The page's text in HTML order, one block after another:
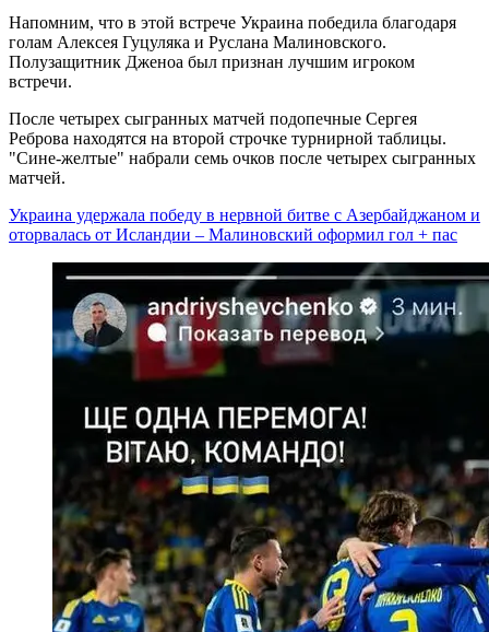
Напомним, что в этой встрече Украина победила благодаря
голам Алексея Гуцуляка и Руслана Малиновского.
Полузащитник Дженоа был признан лучшим игроком
встречи.
После четырех сыгранных матчей подопечные Сергея
Реброва находятся на второй строчке турнирной таблицы.
"Сине-желтые" набрали семь очков после четырех сыгранных
матчей.
Украина удержала победу в нервной битве с Азербайджаном и
оторвалась от Исландии – Малиновский оформил гол + пас